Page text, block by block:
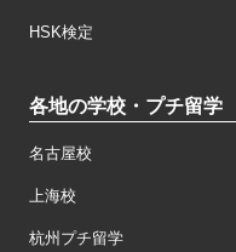
HSK検定
各地の学校・プチ留学
名古屋校
上海校
杭州プチ留学